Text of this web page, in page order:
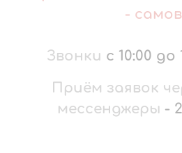
-
Звонки с 10:00 до
Приём заявок
мессенджеры -